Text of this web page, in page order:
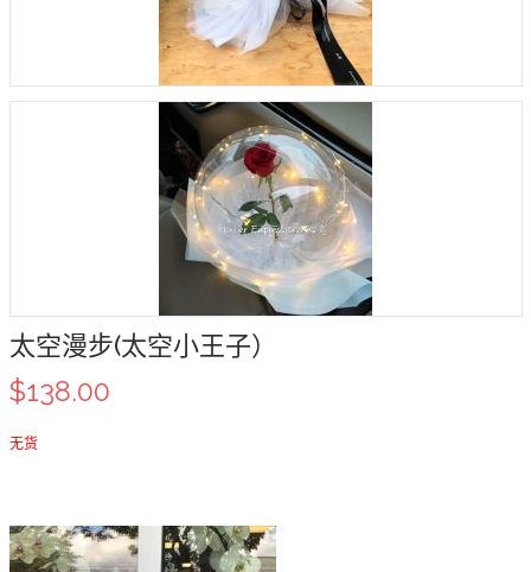
太空漫步(太空小王子）
$138.00
无货